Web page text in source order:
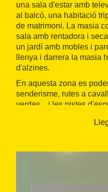
una sala d'estar amb
al balcó, una habitació
de matrimoni. La masia
sala amb rentadora i
un jardí amb mobles i
llenya i darrera la masia
d'alzines.
En aquesta zona es
senderisme, rutes a
verdes... i les pistes